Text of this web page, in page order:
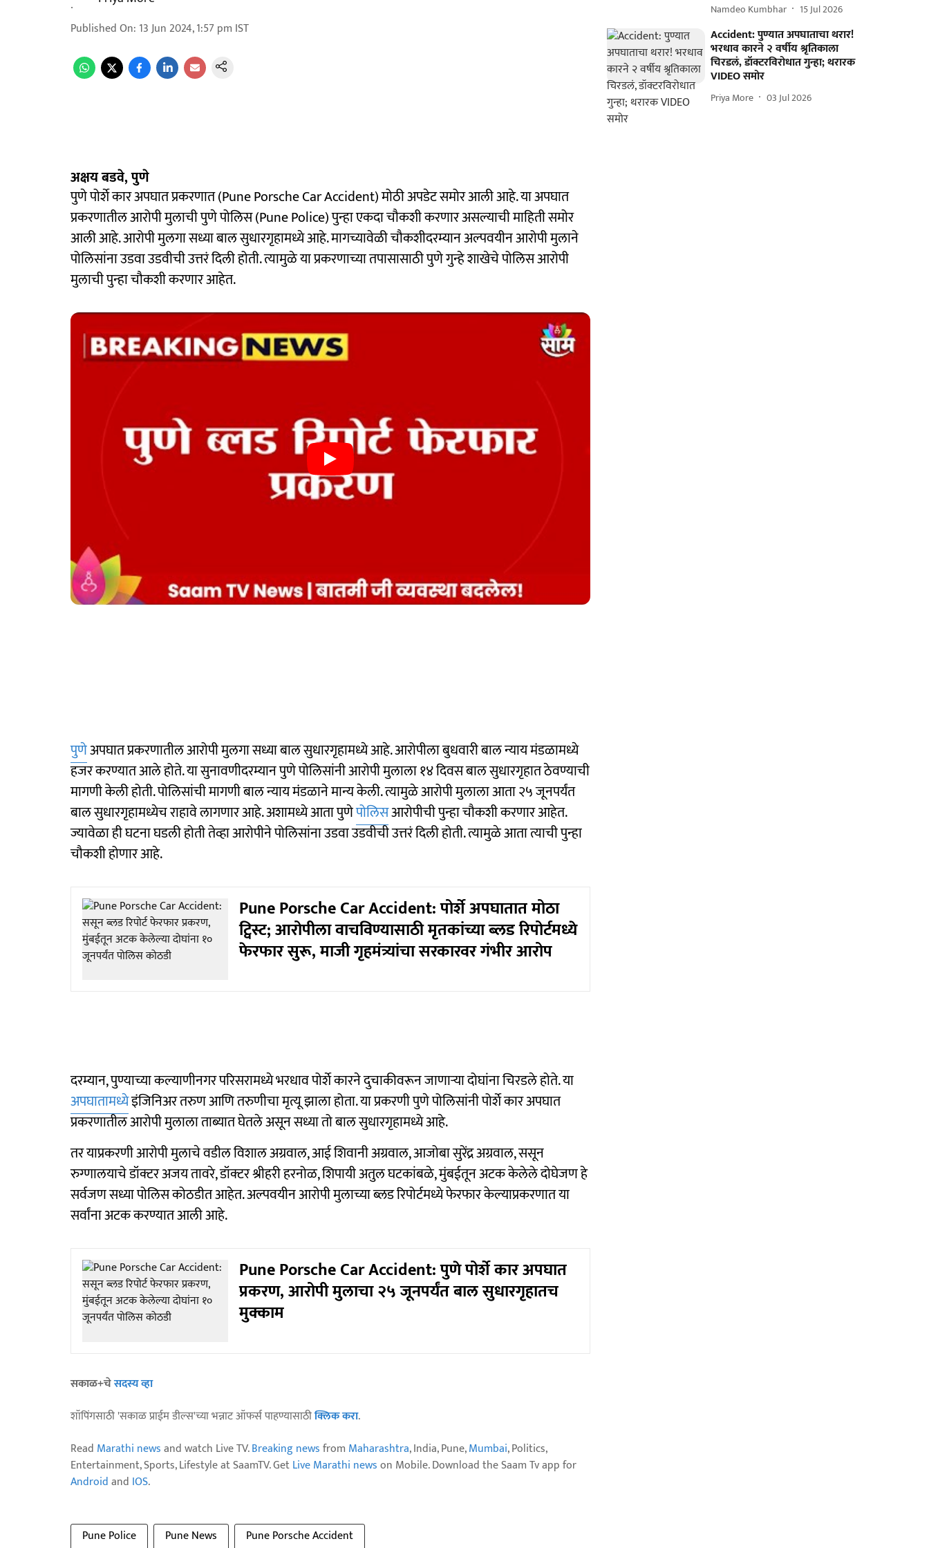
Published On: 13 Jun 2024, 1:57 pm IST
अक्षय बडवे, पुणे
पुणे पोर्शे कार अपघात प्रकरणात (Pune Porsche Car Accident) मोठी अपडेट समोर आली आहे. या अपघात
प्रकरणातील आरोपी मुलाची पुणे पोलिस (Pune Police) पुन्हा एकदा चौकशी करणार असल्याची माहिती समोर
आली आहे. आरोपी मुलगा सध्या बाल सुधारगृहामध्ये आहे. मागच्यावेळी चौकशीदरम्यान अल्पवयीन आरोपी मुलाने
पोलिसांना उडवा उडवीची उत्तरं दिली होती. त्यामुळे या प्रकरणाच्या तपासासाठी पुणे गुन्हे शाखेचे पोलिस आरोपी
मुलाची पुन्हा चौकशी करणार आहेत.
पुणेअपघात प्रकरणातील आरोपी मुलगा सध्या बाल सुधारगृहामध्ये आहे. आरोपीला बुधवारी बाल न्याय मंडळामध्ये
हजर करण्यात आले होते. या सुनावणीदरम्यान पुणे पोलिसांनी आरोपी मुलाला १४ दिवस बाल सुधारगृहात ठेवण्याची
मागणी केली होती. पोलिसांची मागणी बाल न्याय मंडळाने मान्य केली. त्यामुळे आरोपी मुलाला आता २५ जूनपर्यंत
बाल सुधारगृहामध्येच राहावे लागणार आहे. अशामध्ये आता पुणेपोलिसआरोपीची पुन्हा चौकशी करणार आहेत.
ज्यावेळा ही घटना घडली होती तेव्हा आरोपीने पोलिसांना उडवा उडवीची उत्तरं दिली होती. त्यामुळे आता त्याची पुन्हा
चौकशी होणार आहे.
Pune Porsche Car Accident: पोर्शे अपघातात मोठा
ट्विस्ट; आरोपीला वाचविण्यासाठी मृतकांच्या ब्लड रिपोर्टमध्ये
फेरफार सुरू, माजी गृहमंत्र्यांचा सरकारवर गंभीर आरोप
दरम्यान, पुण्याच्या कल्याणीनगर परिसरामध्ये भरधाव पोर्शे कारने दुचाकीवरून जाणाऱ्या दोघांना चिरडले होते. या
अपघातामध्येइंजिनिअर तरुण आणि तरुणीचा मृत्यू झाला होता. या प्रकरणी पुणे पोलिसांनी पोर्शे कार अपघात
प्रकरणातील आरोपी मुलाला ताब्यात घेतले असून सध्या तो बाल सुधारगृहामध्ये आहे.
तर याप्रकरणी आरोपी मुलाचे वडील विशाल अग्रवाल, आई शिवानी अग्रवाल, आजोबा सुरेंद्र अग्रवाल, ससून
रुग्णालयाचे डॉक्टर अजय तावरे, डॉक्टर श्रीहरी हरनोळ, शिपायी अतुल घटकांबळे, मुंबईतून अटक केलेले दोघेजण हे
सर्वजण सध्या पोलिस कोठडीत आहेत. अल्पवयीन आरोपी मुलाच्या ब्लड रिपोर्टमध्ये फेरफार केल्याप्रकरणात या
सर्वांना अटक करण्यात आली आहे.
Pune Porsche Car Accident: पुणे पोर्शे कार अपघात
प्रकरण, आरोपी मुलाचा २५ जूनपर्यंत बाल सुधारगृहातच
मुक्काम
सकाळ+चेसदस्य व्हा
शॉपिंगसाठी 'सकाळ प्राईम डील्स'च्या भन्नाट ऑफर्स पाहण्यासाठीक्लिक करा.
Read Marathi newsand watch Live TV.Breaking newsfrom Maharashtra, India, Pune,Mumbai, Politics,
Entertainment, Sports, Lifestyle at SaamTV. GetLive Marathi newson Mobile. Download the Saam Tv app for
Androidand IOS.
Pune Police Pune News Pune Porsche Accident
Namdeo Kumbhar 15 Jul 2026
Accident: पुण्यात अपघाताचा थरार!
भरधाव कारने २ वर्षीय श्रृतिकाला
चिरडलं, डॉक्टरविरोधात गुन्हा; थरारक
VIDEO समोर
Priya More 03 Jul 2026